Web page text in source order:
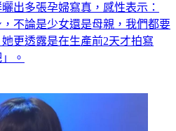
出多張孕婦寫真，感性表示：
，不論是少女還是母親，我們都要
更透露是在生產前2天才拍寫
。